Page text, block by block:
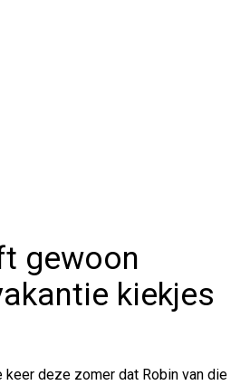
gewoon
kiekjes
deze zomer dat Robin van die